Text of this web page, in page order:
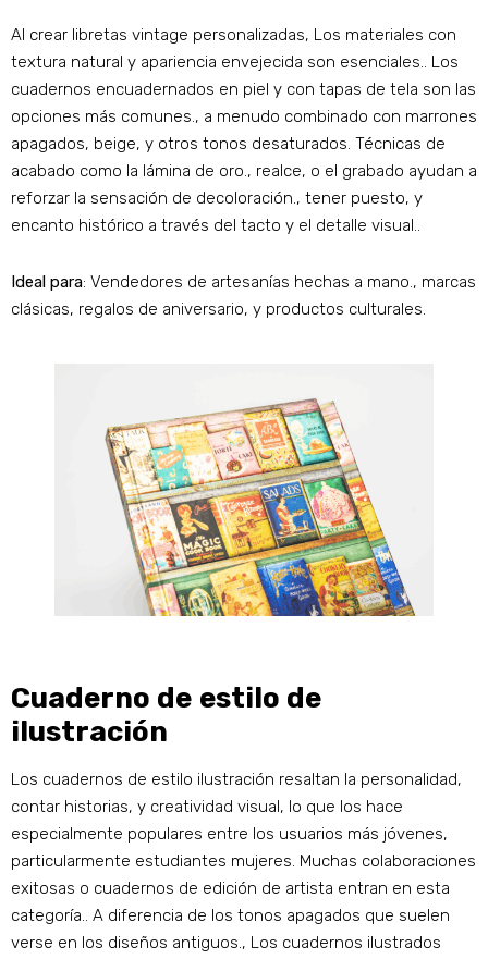
Al crear libretas vintage personalizadas, Los materiales con
textura natural y apariencia envejecida son esenciales.. Los
cuadernos encuadernados en piel y con tapas de tela son las
opciones más comunes., a menudo combinado con marrones
apagados, beige, y otros tonos desaturados. Técnicas de
acabado como la lámina de oro., realce, o el grabado ayudan a
reforzar la sensación de decoloración., tener puesto, y
encanto histórico a través del tacto y el detalle visual..
Ideal para: Vendedores de artesanías hechas a mano., marcas
clásicas, regalos de aniversario, y productos culturales.
Cuaderno de estilo de
ilustración
Los cuadernos de estilo ilustración resaltan la personalidad,
contar historias, y creatividad visual, lo que los hace
especialmente populares entre los usuarios más jóvenes,
particularmente estudiantes mujeres. Muchas colaboraciones
exitosas o cuadernos de edición de artista entran en esta
categoría.. A diferencia de los tonos apagados que suelen
verse en los diseños antiguos., Los cuadernos ilustrados